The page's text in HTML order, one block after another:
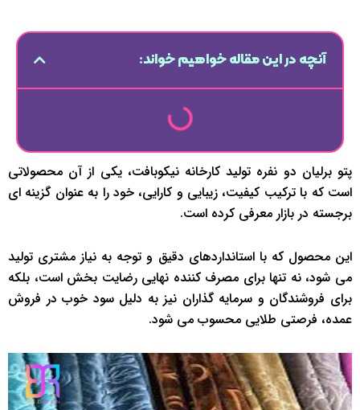
آنچه در این مقاله خواهیم خواند:
پتو برلیان دو نفره تولید کارخانه نیکوبافت، یکی از آن محصولاتی
است که با ترکیب کیفیت، زیبایی و کارایی، خود را به عنوان گزینه ای
برجسته در بازار معرفی کرده است.
این محصول که با استانداردهای دقیق و توجه به نیاز مشتری تولید
می شود، نه تنها برای مصرف کننده نهایی رضایت بخش است، بلکه
برای فروشندگان و سرمایه گذاران نیز به دلیل سود خوب در فروش
عمده، فرصتی طلایی محسوب می شود.